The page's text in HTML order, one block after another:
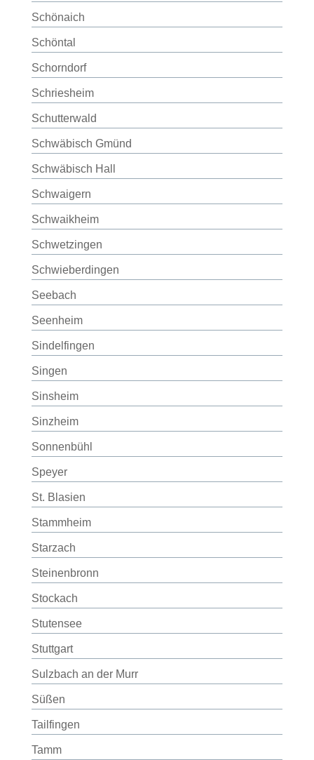
Schönaich
Schöntal
Schorndorf
Schriesheim
Schutterwald
Schwäbisch Gmünd
Schwäbisch Hall
Schwaigern
Schwaikheim
Schwetzingen
Schwieberdingen
Seebach
Seenheim
Sindelfingen
Singen
Sinsheim
Sinzheim
Sonnenbühl
Speyer
St. Blasien
Stammheim
Starzach
Steinenbronn
Stockach
Stutensee
Stuttgart
Sulzbach an der Murr
Süßen
Tailfingen
Tamm